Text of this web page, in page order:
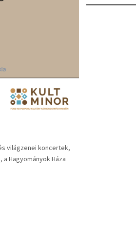
világzenei koncertek,
Hagyományok Háza